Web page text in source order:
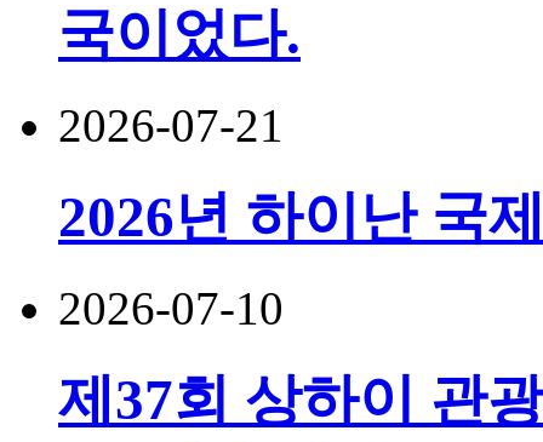
국이었다.
2026-07-21
2026년 하이난 국
2026-07-10
제37회 상하이 관